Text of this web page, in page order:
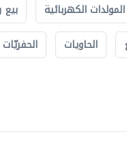
المولدات الكهربائية بيع
الحاويات الحفريّات